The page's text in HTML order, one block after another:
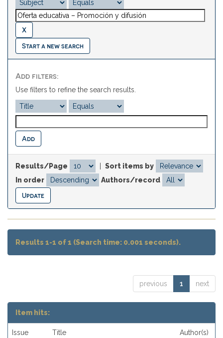
Start a new search
Add filters:
Use filters to refine the search results.
Results/Page
Sort items by
In order
Authors/record
Results 1-1 of 1 (Search time: 0.001 seconds).
previous 1 next
Item hits:
Issue
Title Author(s)